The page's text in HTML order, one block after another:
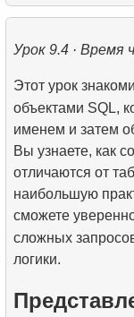
10.Операции
3.
5.Как
4.Введение
времени
1.Самый
3. Карта
Урок 9.4 · Время
Этот урок
объектами SQL,
именем и затем
Вы узнаете, как
отличаются от
наибольшую
сможете
сложных
логики.